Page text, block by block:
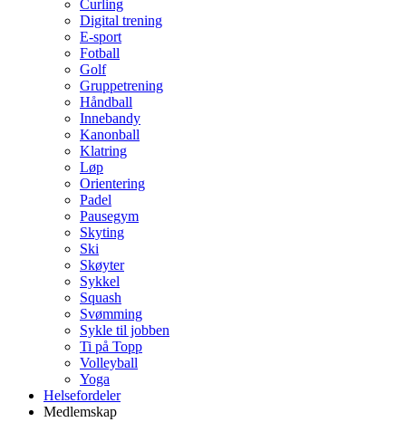
Curling
Digital trening
E-sport
Fotball
Golf
Gruppetrening
Håndball
Innebandy
Kanonball
Klatring
Løp
Orientering
Padel
Pausegym
Skyting
Ski
Skøyter
Sykkel
Squash
Svømming
Sykle til jobben
Ti på Topp
Volleyball
Yoga
Helsefordeler
Medlemskap